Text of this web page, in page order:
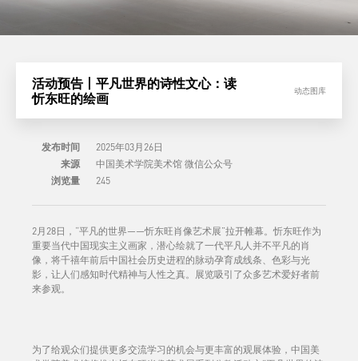
活动预告丨平凡世界的诗性文心：读
忻东旺的绘画
动态图库
发布时间
2025年03月26日
来源
中国美术学院美术馆 微信公众号
浏览量
245
2月28日，“平凡的世界——忻东旺肖像艺术展”拉开帷幕。忻东旺作为
重要当代中国现实主义画家，潜心绘就了一代平凡人并不平凡的肖
像，将千禧年前后中国社会历史进程的脉动孕育成线条、色彩与光
影，让人们感知时代精神与人性之真。展览吸引了众多艺术爱好者前
来参观。
为了给观众们提供更多交流学习的机会与更丰富的观展体验，中国美